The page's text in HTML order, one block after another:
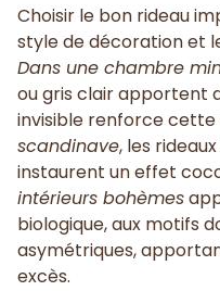
Choisir le bon rideau
style de décoration et
Dans une chambre
ou gris clair apportent
invisible renforce cette
scandinave, les
instaurent un effet
intérieurs bohèmes
biologique, aux motifs
asymétriques,
excès.